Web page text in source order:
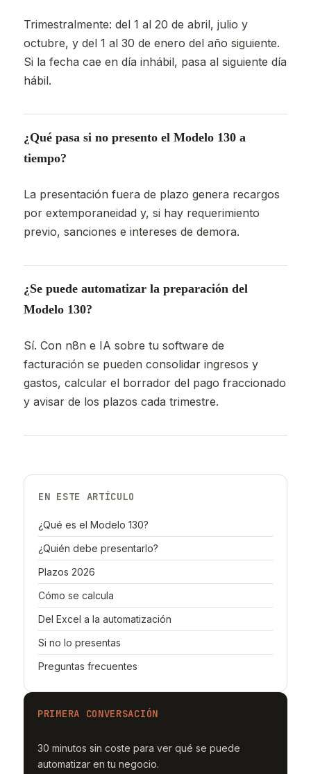
Trimestralmente: del 1 al 20 de abril, julio y
octubre, y del 1 al 30 de enero del año siguiente.
Si la fecha cae en día inhábil, pasa al siguiente día
hábil.
¿Qué pasa si no presento el Modelo 130 a
tiempo?
La presentación fuera de plazo genera recargos
por extemporaneidad y, si hay requerimiento
previo, sanciones e intereses de demora.
¿Se puede automatizar la preparación del
Modelo 130?
Sí. Con n8n e IA sobre tu software de
facturación se pueden consolidar ingresos y
gastos, calcular el borrador del pago fraccionado
y avisar de los plazos cada trimestre.
EN ESTE ARTÍCULO
¿Qué es el Modelo 130?
¿Quién debe presentarlo?
Plazos 2026
Cómo se calcula
Del Excel a la automatización
Si no lo presentas
Preguntas frecuentes
PRIMERA CONVERSACIÓN
30 minutos sin coste para ver qué se puede
automatizar en tu negocio.